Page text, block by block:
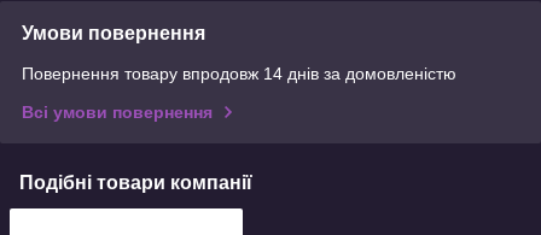
Умови повернення
Повернення товару впродовж 14 днів за домовленістю
Всі умови повернення
Подібні товари компанії